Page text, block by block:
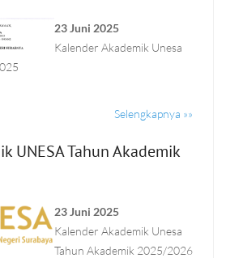
23 Juni 2025
Kalender Akademik Unesa
Selengkapnya »»
UNESA Tahun Akademik
23 Juni 2025
Kalender Akademik Unesa
Tahun Akademik 2025/2026